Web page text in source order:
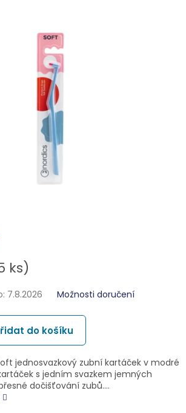
ks)
7.8.2026 Možnosti doručení
do košíku
jednosvazkový zubní kartáček v modré
s jedním svazkem jemných
dočišťování zubů.…